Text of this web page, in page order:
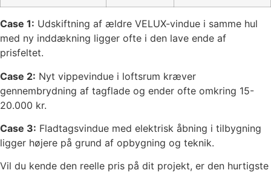
Case 1: Udskiftning af ældre VELUX-vindue i samme hul
med ny inddækning ligger ofte i den lave ende af
prisfeltet.
Case 2: Nyt vippevindue i loftsrum kræver
gennembrydning af tagflade og ender ofte omkring 15-
20.000 kr.
Case 3: Fladtagsvindue med elektrisk åbning i tilbygning
ligger højere på grund af opbygning og teknik.
Vil du kende den reelle pris på dit projekt, er den hurtigste